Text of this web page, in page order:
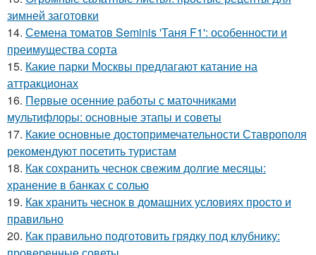
зимней заготовки
14. Семена томатов Seminis 'Таня F1': особенности и
преимущества сорта
15. Какие парки Москвы предлагают катание на
аттракционах
16. Первые осенние работы с маточниками
мультифлоры: основные этапы и советы
17. Какие основные достопримечательности Ставрополя
рекомендуют посетить туристам
18. Как сохранить чеснок свежим долгие месяцы:
хранение в банках с солью
19. Как хранить чеснок в домашних условиях просто и
правильно
20. Как правильно подготовить грядку под клубнику: